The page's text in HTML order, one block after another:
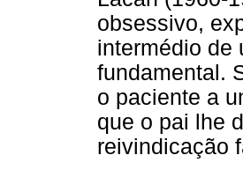
obsessivo,
intermédio de
fundamental.
o paciente a
que o pai lhe
reivindicação